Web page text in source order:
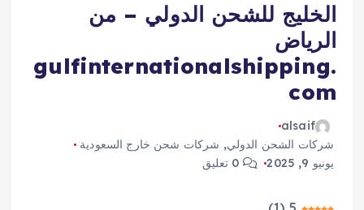
الخليج للشحن الدولي – من
الرياض
gulfinternationalshipping.
com
alsaif
شركات الشحن الدولي, شركات شحن خارج السعودية
يونيو 9, 2025